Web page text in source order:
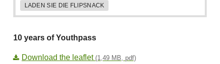
LADEN SIE DIE FLIPSNACK
10 years of Youthpass
Download the leaflet (1,49 MB, pdf)